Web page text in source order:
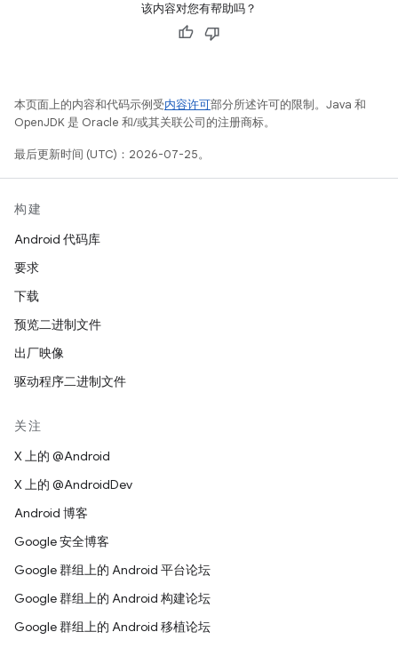
该内容对您有帮助吗？
本页面上的内容和代码示例受内容许可部分所述许可的限制。Java 和
OpenJDK 是 Oracle 和/或其关联公司的注册商标。
最后更新时间 (UTC)：2026-07-25。
构建
Android 代码库
要求
下载
预览二进制文件
出厂映像
驱动程序二进制文件
关注
X 上的 @Android
X 上的 @AndroidDev
Android 博客
Google 安全博客
Google 群组上的 Android 平台论坛
Google 群组上的 Android 构建论坛
Google 群组上的 Android 移植论坛